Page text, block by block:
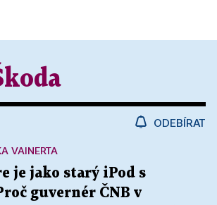
ODEBÍRAT
je jako starý iPod s
guvernér ČNB v
VAINERTA